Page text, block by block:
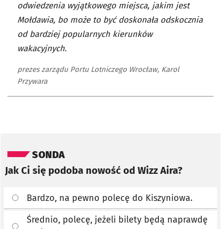
odwiedzenia wyjątkowego miejsca, jakim jest
Mołdawia, bo może to być doskonała odskocznia
od bardziej popularnych kierunków
wakacyjnych.
prezes zarządu Portu Lotniczego Wrocław, Karol
Przywara
SONDA
Jak Ci się podoba nowość od Wizz Aira?
Bardzo, na pewno polecę do Kiszyniowa.
Średnio, polecę, jeżeli bilety będą naprawdę